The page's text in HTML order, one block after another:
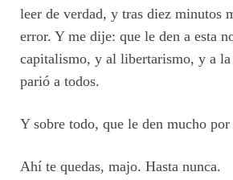
leer de verdad, y tras diez minutos
error. Y me dije: que le den a esta
capitalismo, y al libertarismo, y a la
parió a todos.
Y sobre todo, que le den mucho
Ahí te quedas, majo. Hasta nunca.